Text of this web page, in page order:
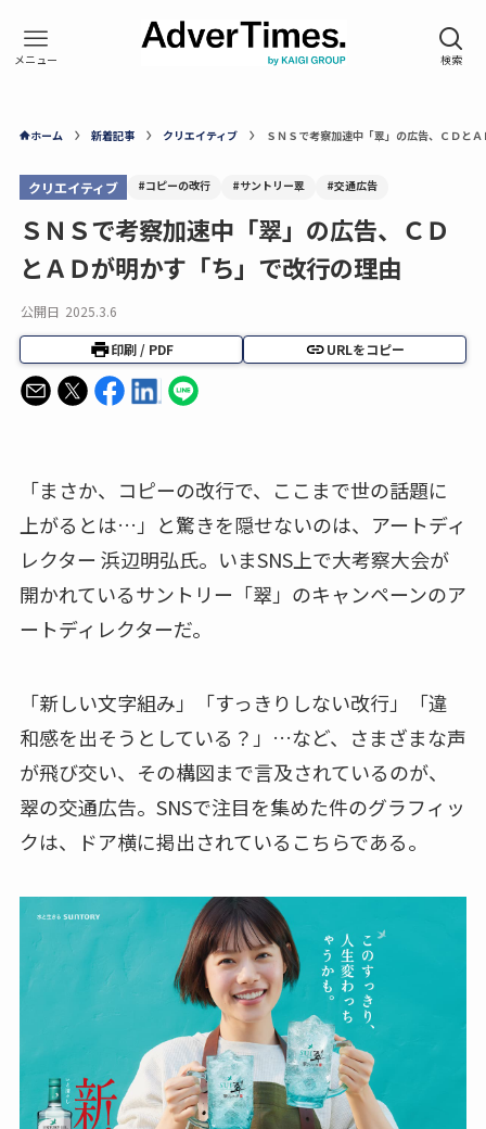
ホーム 新着記事 クリエイティブ ＳＮＳで考察加速中「翠」の広告、ＣＤと
クリエイティブ #コピーの改行 #サントリー翠 #交通広告
ＳＮＳで考察加速中「翠」の広告、ＣＤ
とＡＤが明かす「ち」で改行の理由
公開日 2025.3.6
印刷 / PDF URLをコピー
「まさか、コピーの改行で、ここまで世の話題に
上がるとは…」と驚きを隠せないのは、アートディ
レクター 浜辺明弘氏。いまSNS上で大考察大会が
開かれているサントリー「翠」のキャンペーンのア
ートディレクターだ。
「新しい文字組み」「すっきりしない改行」「違
和感を出そうとしている？」…など、さまざまな声
が飛び交い、その構図まで言及されているのが、
翠の交通広告。SNSで注目を集めた件のグラフィッ
クは、ドア横に掲出されているこちらである。